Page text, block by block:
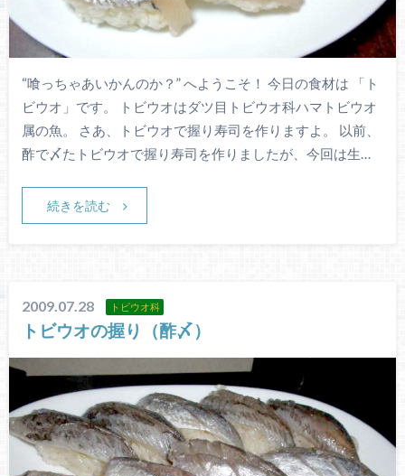
“喰っちゃあいかんのか？” へようこそ！ 今日の食材は 「ト
ビウオ」です。 トビウオはダツ目トビウオ科ハマトビウオ
属の魚。 さあ、トビウオで握り寿司を作りますよ。 以前、
酢で〆たトビウオで握り寿司を作りましたが、今回は生…
続きを読む
2009.07.28 トビウオ科
トビウオの握り（酢〆）